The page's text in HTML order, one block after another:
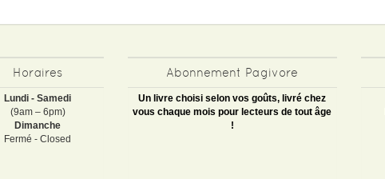
Horaires
Lundi - Samedi
(9am – 6pm)
Dimanche
Fermé - Closed
Abonnement Pagivore
Un livre choisi selon vos goûts, livré chez
vous chaque mois pour lecteurs de tout âge
!